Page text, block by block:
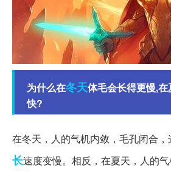
为什么在冬天体毛会长得更慢,
快?
在冬天，人的气机内敛，毛孔闭合
长速度变慢。相反，在夏天，人的气